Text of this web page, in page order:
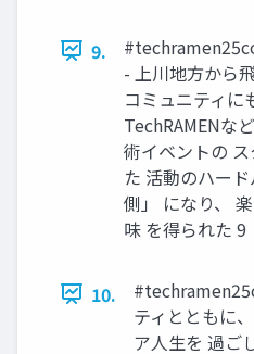
9.
- 上川地方から
コミュニティに
TechRAMENな
術イベントの
た 活動のハー
側」 になり、
味 を得られた 9
10.
ティとともに
ア人生を 過ご